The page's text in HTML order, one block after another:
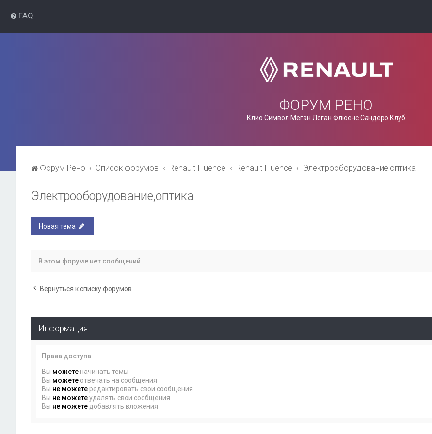
FAQ
ФОРУМ РЕНО
Клио Символ Меган Логан Флюенс Сандеро Клуб
Форум Рено Список форумов Renault Fluence Renault Fluence Электрооборудование,оптика
Электрооборудование,оптика
Новая тема
В этом форуме нет сообщений.
Вернуться к списку форумов
Информация
Права доступа
Вы можетеначинать темы
Вы можетеотвечать на сообщения
Вы не можетередактировать свои сообщения
Вы не можетеудалять свои сообщения
Вы не можетедобавлять вложения